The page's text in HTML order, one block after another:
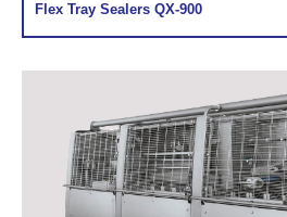
Flex Tray Sealers QX-900